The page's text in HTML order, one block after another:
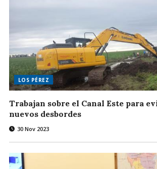
LOS PÉREZ
Trabajan sobre el Canal Este para
nuevos desbordes
30 Nov 2023